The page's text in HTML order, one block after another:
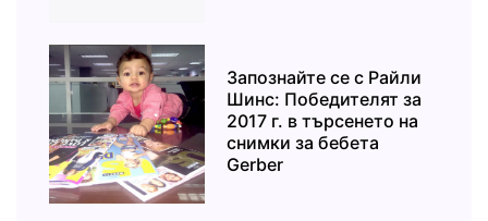
Запознайте се с Райли
Шинс: Победителят за
2017 г. в търсенето на
снимки за бебета
Gerber